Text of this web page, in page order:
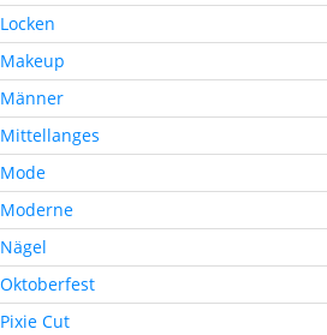
Locken
Makeup
Männer
Mittellanges
Mode
Moderne
Nägel
Oktoberfest
Pixie Cut